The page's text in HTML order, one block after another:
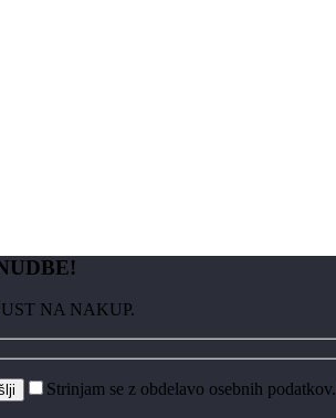
NA NAKUP.
Strinjam se z obdelavo osebnih podatkov.